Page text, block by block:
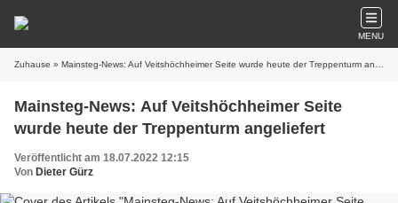
MENU
Zuhause » Mainsteg-News: Auf Veitshöchheimer Seite wurde heute der Treppenturm angeliefert
Mainsteg-News: Auf Veitshöchheimer Seite
wurde heute der Treppenturm angeliefert
Veröffentlicht am 18.07.2022 12:15
Von Dieter Gürz